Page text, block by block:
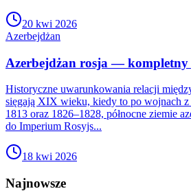
20 kwi 2026
Azerbejdżan
Azerbejdżan rosja —
Historyczne uwarunkowania relacji
sięgają XIX wieku, kiedy to po wojnach z
1813 oraz 1826–1828, północne ziemie
do Imperium Rosyjs...
18 kwi 2026
Najnowsze